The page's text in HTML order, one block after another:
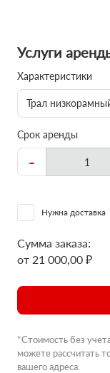
Услуги
Характеристики
Трал
Срок аренды
-
Нужна доставка
Сумма заказа:
от 21 000,00 ₽
*Стоимость без
можете рассчитать
вашего адреса.